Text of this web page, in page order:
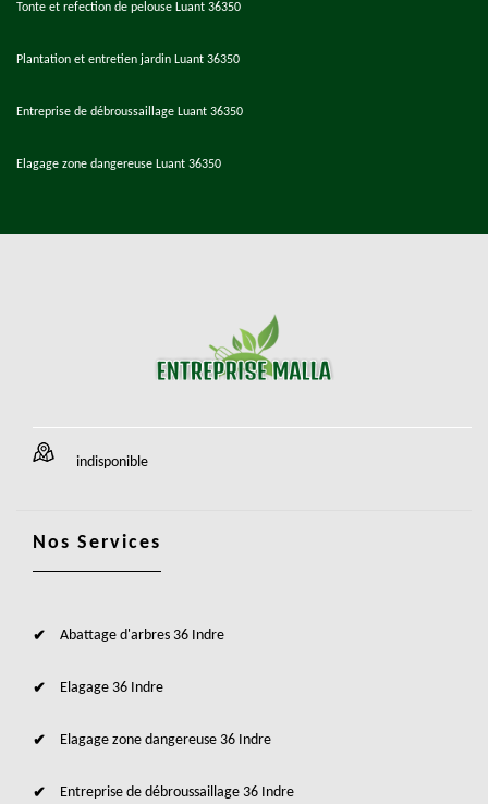
Tonte et refection de pelouse Luant 36350
Plantation et entretien jardin Luant 36350
Entreprise de débroussaillage Luant 36350
Elagage zone dangereuse Luant 36350
indisponible
Nos Services
Abattage d'arbres 36 Indre
Elagage 36 Indre
Elagage zone dangereuse 36 Indre
Entreprise de débroussaillage 36 Indre